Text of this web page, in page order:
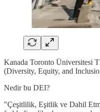
Kanada Toronto Üniversitesi
(Diversity, Equity, and
Nedir bu DEI?
"Çeşitlilik, Eşitlik ve Dahil